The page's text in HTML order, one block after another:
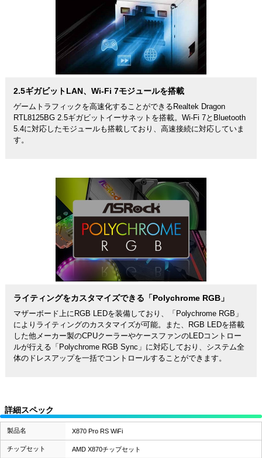
2.5ギガビットLAN、Wi-Fi 7モジュールを搭載
ゲームトラフィックを高速化することができるRealtek Dragon
RTL8125BG 2.5ギガビットイーサネットを搭載。Wi-Fi 7とBluetooth
5.4に対応したモジュールも搭載しており、高速接続に対応していま
す。
ライティングをカスタマイズできる「Polychrome RGB」
マザーボード上にRGB LEDを装備しており、「Polychrome RGB」
によりライティングのカスタマイズが可能。また、RGB LEDを搭載
した他メーカー製のCPUクーラーやケースファンのLEDコントロー
ルが行える「Polychrome RGB Sync」に対応しており、システム全
体のドレスアップを一括でコントロールすることができます。
詳細スペック
製品名 X870 Pro RS WiFi
チップセット AMD X870チップセット